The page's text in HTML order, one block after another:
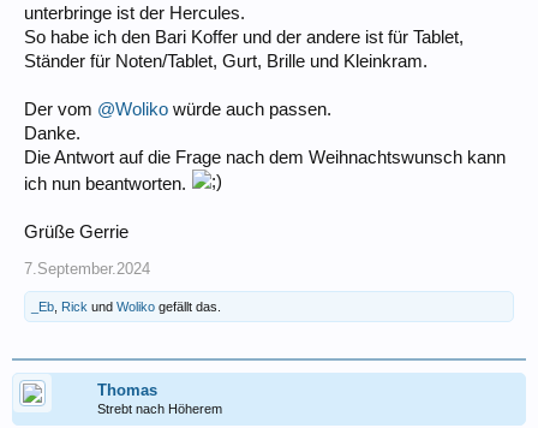
unterbringe ist der Hercules.
So habe ich den Bari Koffer und der andere ist für Tablet,
Ständer für Noten/Tablet, Gurt, Brille und Kleinkram.
Der vom @Woliko würde auch passen.
Danke.
Die Antwort auf die Frage nach dem Weihnachtswunsch kann
ich nun beantworten.
Grüße Gerrie
7.September.2024
_Eb Rick und Woliko gefällt das.
Thomas
Strebt nach Höherem